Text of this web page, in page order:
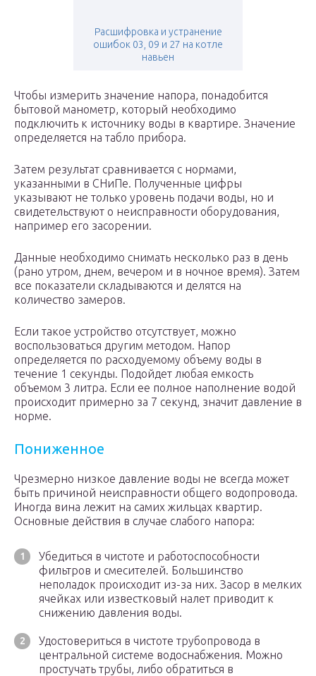
Расшифровка и устранение
ошибок 03, 09 и 27 на котле
навьен
Чтобы измерить значение напора, понадобится
бытовой манометр, который необходимо
подключить к источнику воды в квартире. Значение
определяется на табло прибора.
Затем результат сравнивается с нормами,
указанными в СНиПе. Полученные цифры
указывают не только уровень подачи воды, но и
свидетельствуют о неисправности оборудования,
например его засорении.
Данные необходимо снимать несколько раз в день
(рано утром, днем, вечером и в ночное время). Затем
все показатели складываются и делятся на
количество замеров.
Если такое устройство отсутствует, можно
воспользоваться другим методом. Напор
определяется по расходуемому объему воды в
течение 1 секунды. Подойдет любая емкость
объемом 3 литра. Если ее полное наполнение водой
происходит примерно за 7 секунд, значит давление в
норме.
Пониженное
Чрезмерно низкое давление воды не всегда может
быть причиной неисправности общего водопровода.
Иногда вина лежит на самих жильцах квартир.
Основные действия в случае слабого напора:
Убедиться в чистоте и работоспособности
фильтров и смесителей. Большинство
неполадок происходит из-за них. Засор в мелких
ячейках или известковый налет приводит к
снижению давления воды.
Удостовериться в чистоте трубопровода в
центральной системе водоснабжения. Можно
простучать трубы, либо обратиться в